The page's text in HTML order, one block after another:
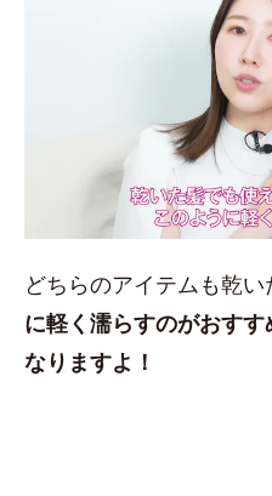
どちらのアイテムも乾い
に軽く濡らすのがおすす
なりますよ！